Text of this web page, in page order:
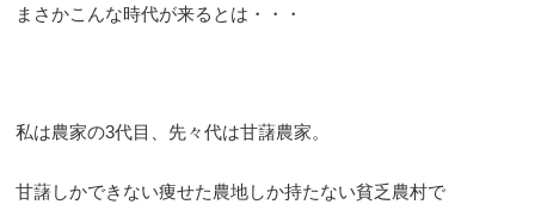
まさかこんな時代が来るとは・・・
私は農家の3代目、先々代は甘藷農家。
甘藷しかできない痩せた農地しか持たない貧乏農村で